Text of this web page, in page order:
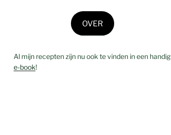
OVER
Al mijn recepten zijn nu ook te vinden in een handig
e-book!